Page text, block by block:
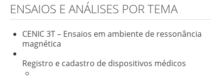
Consultoria e Cursos
Contato
ENSAIOS E ANÁLISES POR TEMA
CENIC 3T – Ensaios em ambiente de ressonância
magnética
Registro e cadastro de dispositivos médicos